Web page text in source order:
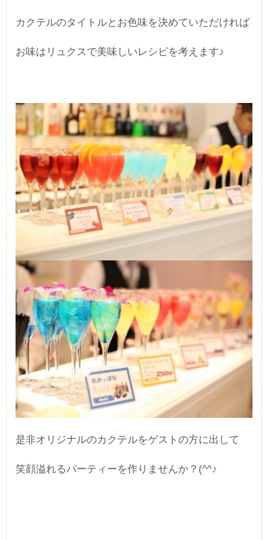
カクテルのタイトルとお色味を決めていただければ
お味はリュクスで美味しいレシピを考えます♪
是非オリジナルのカクテルをゲストの方に出して
笑顔溢れるパーティーを作りませんか？(^^♪